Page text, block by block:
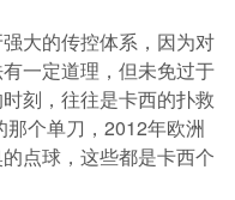
大的传控体系，因为对
一定道理，但未免过于
刻，往往是卡西的扑救
个单刀，2012年欧洲
点球，这些都是卡西个